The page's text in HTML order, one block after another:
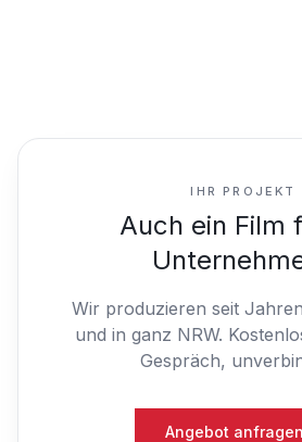
IHR PROJEKT
Auch ein Film
Wir produzieren seit
und in ganz NRW.
Gespräch,
Angebot anfragen